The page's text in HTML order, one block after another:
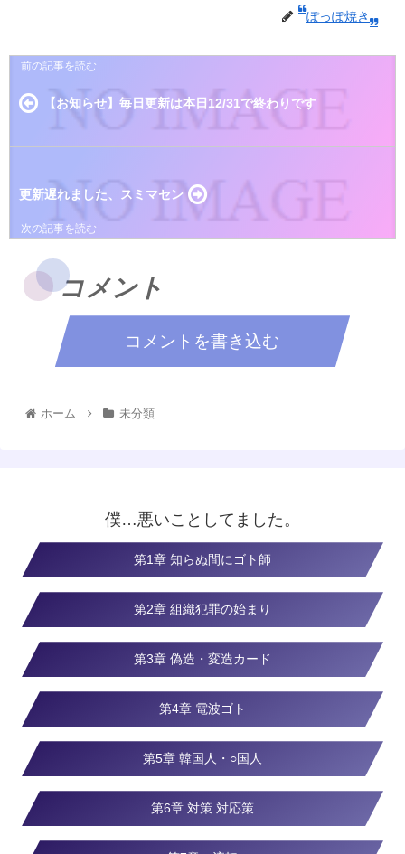
ぽっぽ焼き
【お知らせ】毎日更新は本日12/31で終わりです
更新遅れました、スミマセン
コメント
コメントを書き込む
ホーム 未分類
僕…悪いことしてました。
第1章 知らぬ間にゴト師
第2章 組織犯罪の始まり
第3章 偽造・変造カード
第4章 電波ゴト
第5章 韓国人・○国人
第6章 対策 対応策